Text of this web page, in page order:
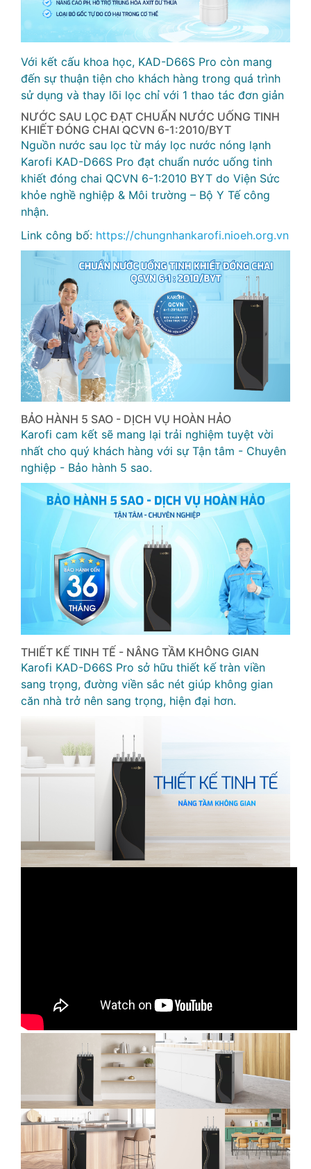
Với kết cấu khoa học, KAD-D66S Pro còn mang
đến sự thuận tiện cho khách hàng trong quá trình
sử dụng và thay lõi lọc chỉ với 1 thao tác đơn giản
NƯỚC SAU LỌC ĐẠT CHUẨN NƯỚC UỐNG TINH
KHIẾT ĐÓNG CHAI QCVN 6-1:2010/BYT
Nguồn nước sau lọc từ máy lọc nước nóng lạnh
Karofi KAD-D66S Pro đạt chuẩn nước uống tinh
khiết đóng chai QCVN 6-1:2010 BYT do Viện Sức
khỏe nghề nghiệp & Môi trường – Bộ Y Tế công
nhận.
Link công bố: https://chungnhankarofi.nioeh.org.vn
BẢO HÀNH 5 SAO - DỊCH VỤ HOÀN HẢO
Karofi cam kết sẽ mang lại trải nghiệm tuyệt vời
nhất cho quý khách hàng với sự Tận tâm - Chuyên
nghiệp - Bảo hành 5 sao.
THIẾT KẾ TINH TẾ - NÂNG TẦM KHÔNG GIAN
Karofi KAD-D66S Pro sở hữu thiết kế tràn viền
sang trọng, đường viền sắc nét giúp không gian
căn nhà trở nên sang trọng, hiện đại hơn.